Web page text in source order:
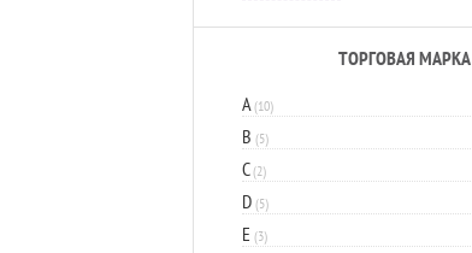
ТОРГОВАЯ МАРКА
A(10)
B (5)
C(2)
D (5)
E (3)